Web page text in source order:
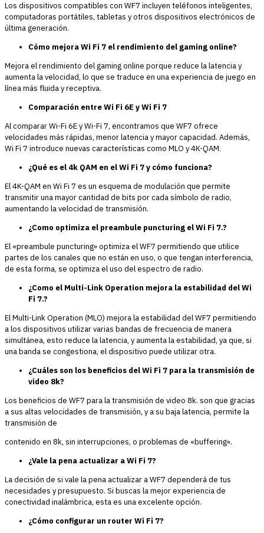
Los dispositivos compatibles con WF7 incluyen teléfonos inteligentes,
computadoras portátiles, tabletas y otros dispositivos electrónicos de
última generación.
Cómo mejora Wi Fi 7 el rendimiento del gaming online?
Mejora el rendimiento del gaming online porque reduce la latencia y
aumenta la velocidad, lo que se traduce en una experiencia de juego en
línea más fluida y receptiva.
Comparación entre Wi Fi 6E y Wi Fi 7
Al comparar Wi-Fi 6E y Wi-Fi 7, encontramos que WF7 ofrece
velocidades más rápidas, menor latencia y mayor capacidad. Además,
Wi Fi 7 introduce nuevas características como MLO y 4K-QAM.
¿Qué es el 4k QAM en el Wi Fi 7 y cómo funciona?
El 4K-QAM en Wi Fi 7 es un esquema de modulación que permite
transmitir una mayor cantidad de bits por cada símbolo de radio,
aumentando la velocidad de transmisión.
¿Como optimiza el preambule puncturing el Wi Fi 7.?
El «preambule puncturing» optimiza el WF7 permitiendo que utilice
partes de los canales que no están en uso, o que tengan interferencia,
de esta forma, se optimiza el uso del espectro de radio.
¿Como el Multi-Link Operation mejora la estabilidad del Wi
Fi 7.?
El Multi-Link Operation (MLO) mejora la estabilidad del WF7 permitiendo
a los dispositivos utilizar varias bandas de frecuencia de manera
simultánea, esto reduce la latencia, y aumenta la estabilidad, ya que, si
una banda se congestiona, el dispositivo puede utilizar otra.
¿Cuáles son los beneficios del Wi Fi 7 para la transmisión de
video 8k?
Los beneficios de WF7 para la transmisión de video 8k. son que gracias
a sus altas velocidades de transmisión, y a su baja latencia, permite la
transmisión de
contenido en 8k, sin interrupciones, o problemas de «buffering».
¿Vale la pena actualizar a Wi Fi 7?
La decisión de si vale la pena actualizar a WF7 dependerá de tus
necesidades y presupuesto. Si buscas la mejor experiencia de
conectividad inalámbrica, esta es una excelente opción.
¿Cómo configurar un router Wi Fi 7?